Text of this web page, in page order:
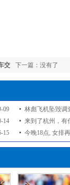
下一篇：没有了
交
09
林彪飞机坠毁调查：
14
来到了杭州，有什么需要注意的
15
今晚18点, 女排再战日本,